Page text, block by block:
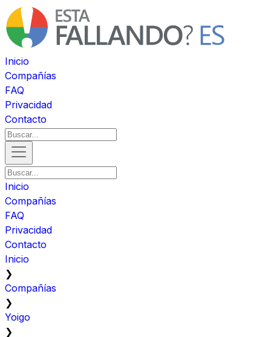
Inicio
Compañías
FAQ
Privacidad
Contacto
Inicio
Compañías
FAQ
Privacidad
Contacto
Inicio
❯
Compañías
❯
Yoigo
❯